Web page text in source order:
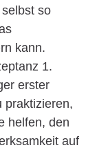
so
kann.
1.
erster
praktizieren,
helfen, den
auf